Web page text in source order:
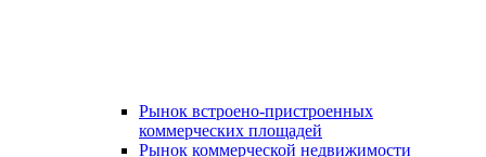
Рынок встроено-пристроенных
коммерческих площадей
Рынок коммерческой недвижимости